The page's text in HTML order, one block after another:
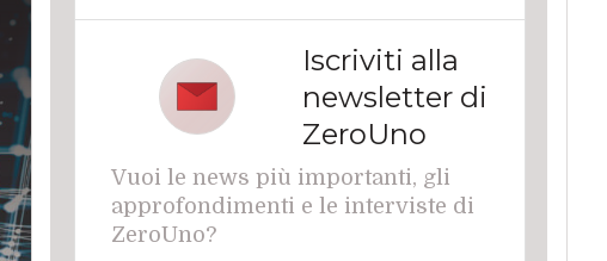
Iscriviti alla
newsletter di
ZeroUno
Vuoi le news più importanti, gli
approfondimenti e le interviste di
ZeroUno?